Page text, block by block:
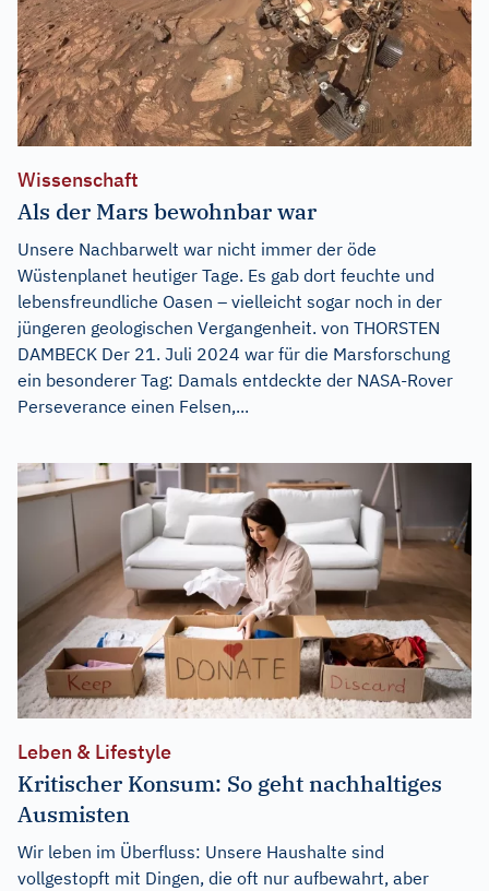
Wissenschaft
Als der Mars bewohnbar war
Unsere Nachbarwelt war nicht immer der öde
Wüstenplanet heutiger Tage. Es gab dort feuchte und
lebensfreundliche Oasen – vielleicht sogar noch in der
jüngeren geologischen Vergangenheit. von THORSTEN
DAMBECK Der 21. Juli 2024 war für die Marsforschung
ein besonderer Tag: Damals entdeckte der NASA-Rover
Perseverance einen Felsen,...
Leben & Lifestyle
Kritischer Konsum: So geht nachhaltiges
Ausmisten
Wir leben im Überfluss: Unsere Haushalte sind
vollgestopft mit Dingen, die oft nur aufbewahrt, aber